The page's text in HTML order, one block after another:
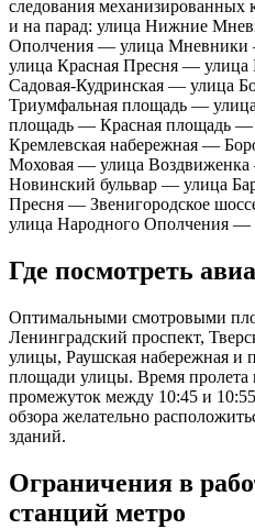
следования механизированных
и на парад: улица Нижние
Ополчения — улица Мневники
улица Красная Пресня —
Садовая-Кудринская — улица
Триумфальная площадь —
площадь — Красная площадь —
Кремлевская набережная —
Моховая — улица
Новинский бульвар — улица
Пресня — Звенигородское
улица Народного Ополчения
Где посмотреть
Оптимальными смотровыми
Ленинградский проспект,
улицы, Раушская набережная и
площади улицы. Время
промежуток между 10:45 и
обзора желательно
зданий.
Ограничения в
станций метро